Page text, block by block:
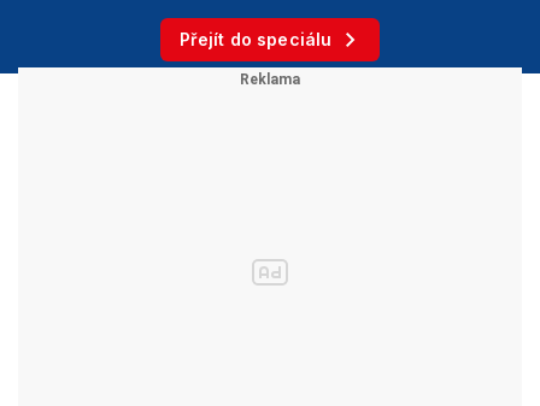
Přejít do speciálu